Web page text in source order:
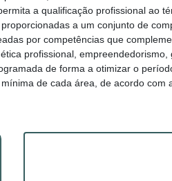
a qualificação profissional ao
a um conjunto de
por competências que
profissional, empreendedorismo,
de forma a otimizar o
de cada área, de acordo com